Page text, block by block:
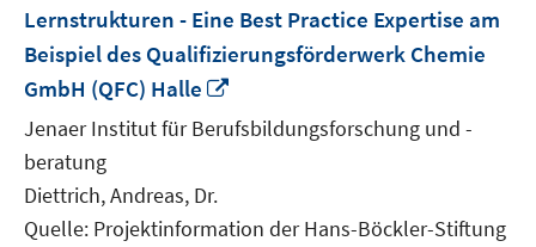
Lernstrukturen - Eine Best Practice Expertise am
Beispiel des Qualifizierungsförderwerk Chemie
GmbH (QFC) Halle
neuem
Fenster
Jenaer Institut für Berufsbildungsforschung und -
beratung
Diettrich, Andreas, Dr.
Quelle: Projektinformation der Hans-Böckler-Stiftung